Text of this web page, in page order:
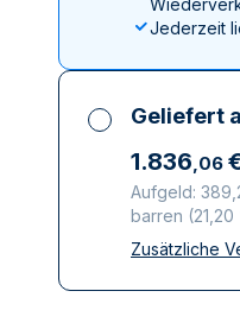
Jederzeit
Geliefert
1.836,06
Aufgeld:
barren (21,20
Alle
Zusätzliche